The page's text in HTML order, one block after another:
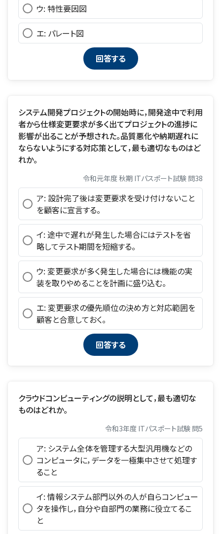
ウ: 特性要因図
エ: パレート図
システム開発プロジェクトの開始時に，開発途中で利用
者から仕様変更要求が多く出てプロジェクトの進捗に
影響が出ることが予想された。品質悪化や納期遅れに
ならないようにする対応策として，最も適切なものはど
れか。
令和元年度 秋期 ITパスポート試験 問38
ア: 設計完了後は変更要求を受け付けないこと
を顧客に宣言する。
イ: 途中で遅れが発生した場合にはテストを省
略してテスト期間を短縮する。
ウ: 変更要求が多く発生した場合には機能の実
装を取りやめることを計画に盛り込む。
エ: 変更要求の優先順位の決め方と対応範囲を
顧客と合意しておく。
クラウドコンピューティングの説明として，最も適切な
ものはどれか。
令和3年度 ITパスポート試験 問5
ア: システム全体を管理する大型汎用機などの
コンピュータに，データを一極集中させて処理す
ること
イ: 情報システム部門以外の人が自らコンピュー
タを操作し，自分や自部門の業務に役立てるこ
と